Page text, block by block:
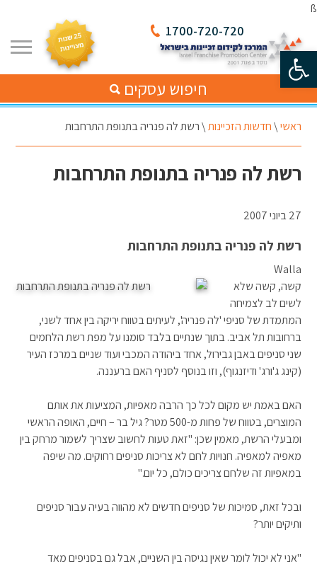
פתח סרגל נגישות
ß
1700-720-720
חיפוש עסקים
ראשי\חדשות הזכיינות\רשת לה פנריה בתנופת התרחבות
רשת לה פנריה בתנופת התרחבות
27 ביוני 2007
רשת לה פנריה בתנופת התרחבות
Walla
קשה, קשה שלא
לשים לב לצמיחה
המתמדת של סניפי 'לה פנריה', לעיתים בטווח יריקה בין אחד לשני,
ברחובות תל אביב. בתוך שנתיים בלבד סומנו על מפת רשת הלחמים
שני סניפים באבן גבירול, אחד ביהודה המכבי ועוד שניים במרכז העיר
(קינג ג'ורג' ודיזנגוף), וזו בנוסף לסניף האם ברעננה.
האם באמת יש מקום לכל כך הרבה מאפיות, המציעות את אותם
המוצרים, בטווח של פחות מ-500 מטר? גיל בר – חיים, האופה הראשי
ומבעלי הרשת, מאמין שכן: "זאת טעות לחשוב שצריך לשמור מרחק בין
מאפיה למאפיה. חנויות לחם לא צריכות סניפים רחוקים. מה שיפה
במאפיות זה שלחם צריכים כולם, כל יום."
ובכל זאת, סמיכות של סניפים חדשים לא מהווה בעיה עבור סניפים
ותיקים יותר?
"אני לא יכול לומר שאין נגיסה בין השניים, אבל גם בסניפים מאד